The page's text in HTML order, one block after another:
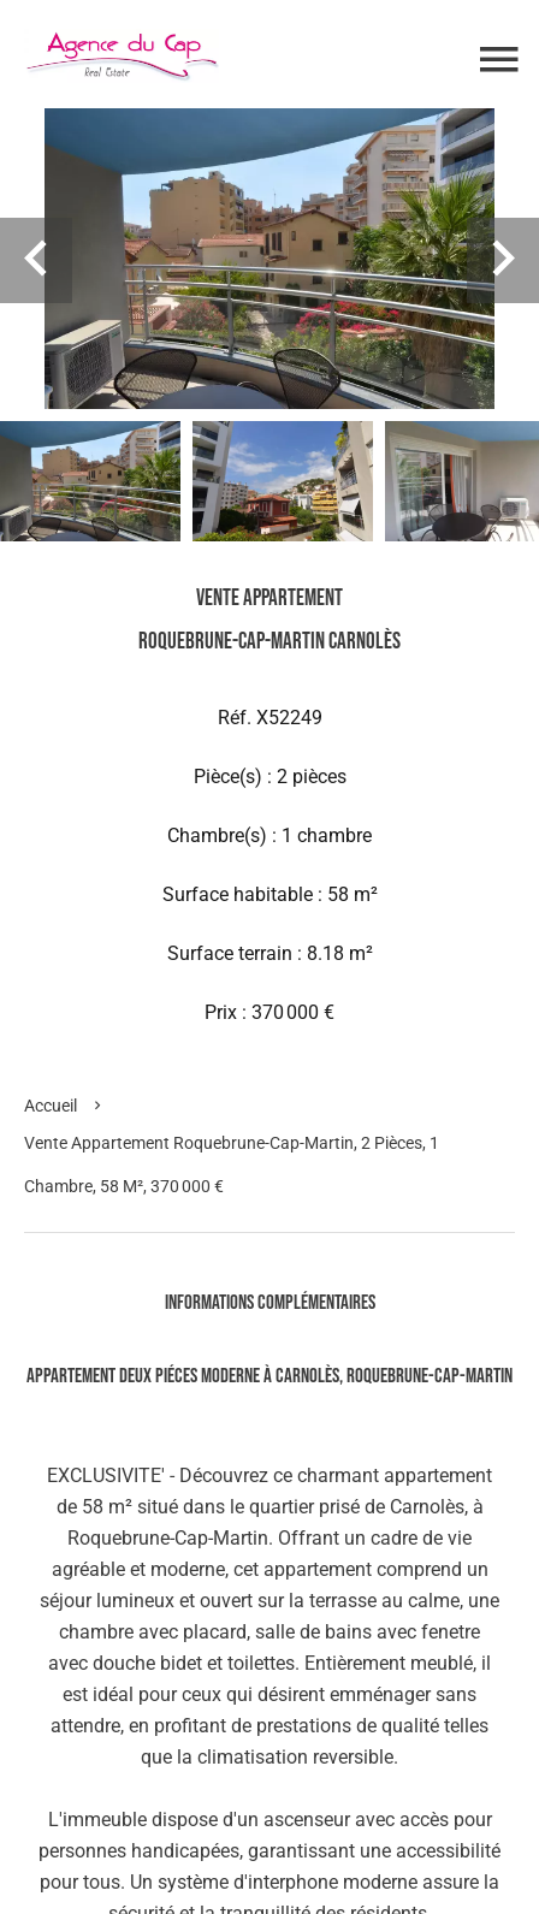
Vente Appartement
Roquebrune-Cap-Martin Carnolès
Réf. X52249
Pièce(s) : 2 pièces
Chambre(s) : 1 chambre
Surface habitable : 58 m²
Surface terrain : 8.18 m²
Prix : 370 000 €
Accueil
Vente Appartement Roquebrune-Cap-Martin, 2 Pièces, 1
Chambre, 58 M², 370 000 €
Informations complémentaires
Appartement deux piéces moderne à Carnolès, Roquebrune-Cap-Martin
EXCLUSIVITE' - Découvrez ce charmant appartement
de 58 m² situé dans le quartier prisé de Carnolès, à
Roquebrune-Cap-Martin. Offrant un cadre de vie
agréable et moderne, cet appartement comprend un
séjour lumineux et ouvert sur la terrasse au calme, une
chambre avec placard, salle de bains avec fenetre
avec douche bidet et toilettes. Entièrement meublé, il
est idéal pour ceux qui désirent emménager sans
attendre, en profitant de prestations de qualité telles
que la climatisation reversible.
L'immeuble dispose d'un ascenseur avec accès pour
personnes handicapées, garantissant une accessibilité
pour tous. Un système d'interphone moderne assure la